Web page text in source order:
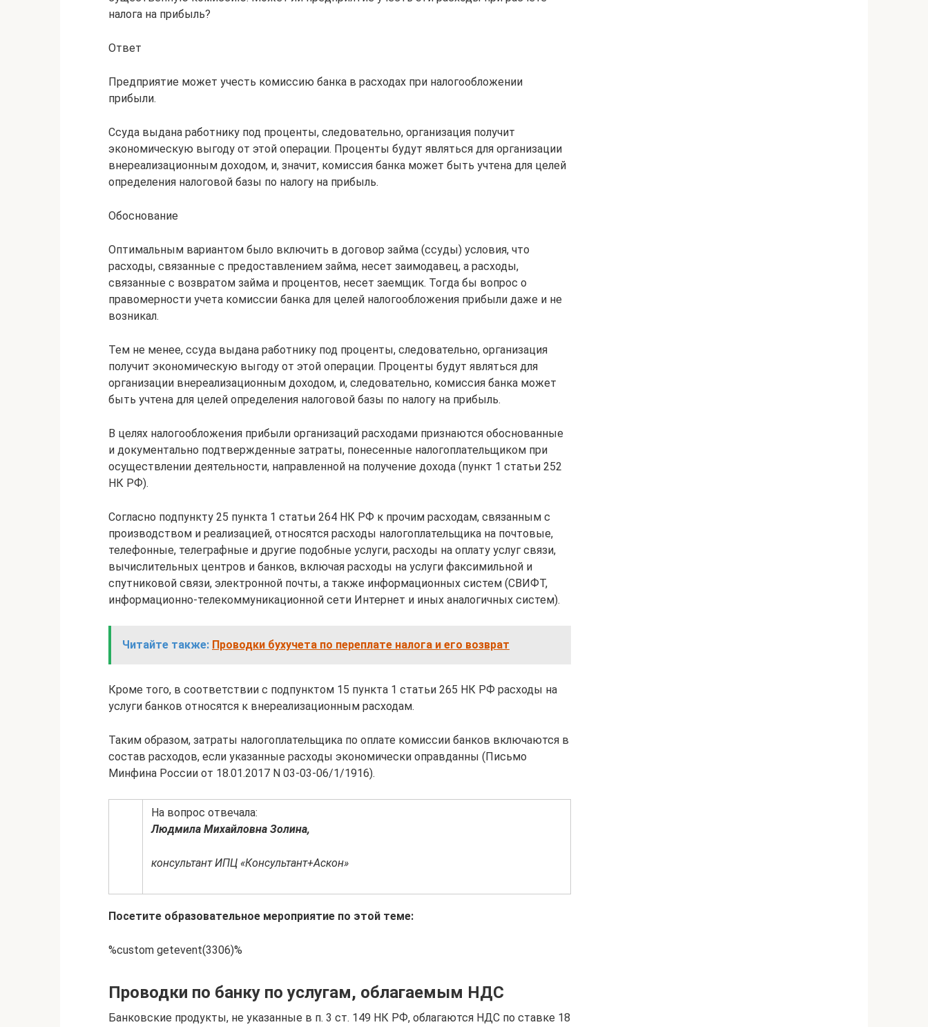
налога на прибыль?
Ответ
Предприятие может учесть комиссию банка в расходах при налогообложении
прибыли.
Ссуда выдана работнику под проценты, следовательно, организация получит
экономическую выгоду от этой операции. Проценты будут являться для организации
внереализационным доходом, и, значит, комиссия банка может быть учтена для целей
определения налоговой базы по налогу на прибыль.
Обоснование
Оптимальным вариантом было включить в договор займа (ссуды) условия, что
расходы, связанные с предоставлением займа, несет заимодавец, а расходы,
связанные с возвратом займа и процентов, несет заемщик. Тогда бы вопрос о
правомерности учета комиссии банка для целей налогообложения прибыли даже и не
возникал.
Тем не менее, ссуда выдана работнику под проценты, следовательно, организация
получит экономическую выгоду от этой операции. Проценты будут являться для
организации внереализационным доходом, и, следовательно, комиссия банка может
быть учтена для целей определения налоговой базы по налогу на прибыль.
В целях налогообложения прибыли организаций расходами признаются обоснованные
и документально подтвержденные затраты, понесенные налогоплательщиком при
осуществлении деятельности, направленной на получение дохода (пункт 1 статьи 252
НК РФ).
Согласно подпункту 25 пункта 1 статьи 264 НК РФ к прочим расходам, связанным с
производством и реализацией, относятся расходы налогоплательщика на почтовые,
телефонные, телеграфные и другие подобные услуги, расходы на оплату услуг связи,
вычислительных центров и банков, включая расходы на услуги факсимильной и
спутниковой связи, электронной почты, а также информационных систем (СВИФТ,
информационно-телекоммуникационной сети Интернет и иных аналогичных систем).
Читайте также: Проводки бухучета по переплате налога и его возврат
Кроме того, в соответствии с подпунктом 15 пункта 1 статьи 265 НК РФ расходы на
услуги банков относятся к внереализационным расходам.
Таким образом, затраты налогоплательщика по оплате комиссии банков включаются в
состав расходов, если указанные расходы экономически оправданны (Письмо
Минфина России от 18.01.2017 N 03-03-06/1/1916).
На вопрос отвечала:
Людмила Михайловна Золина,
консультант ИПЦ «Консультант+Аскон»
Посетите образовательное мероприятие по этой теме:
%custom getevent(3306)%
Проводки по банку по услугам, облагаемым НДС
Банковские продукты, не указанные в п. 3 ст. 149 НК РФ, облагаются НДС по ставке 18